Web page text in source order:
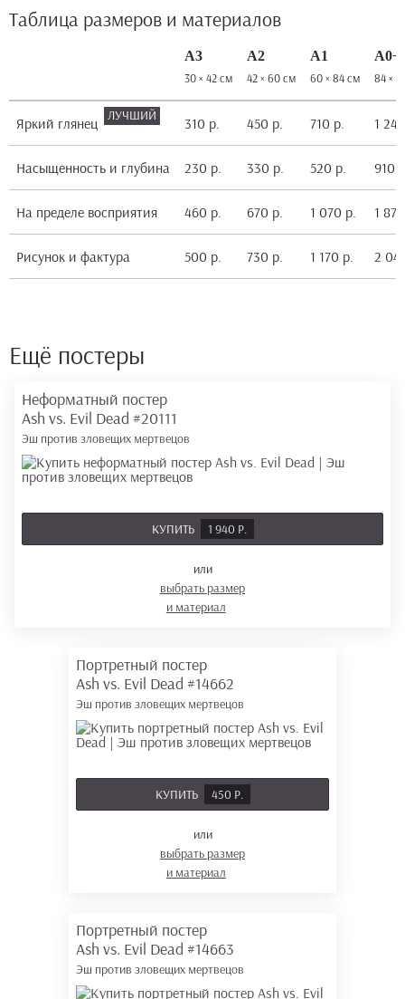
Таблица размеров и материалов
А3
30 × 42 см
А2
42 × 60 см
А1
60 × 84 см
А0+
84 ×
Яркий глянец 310 р. 450 р. 710 р. 1
Насыщенность и глубина 230 р. 330 р. 520 р. 910
На пределе восприятия 460 р. 670 р. 1 070 р. 1
Рисунок и фактура 500 р. 730 р. 1 170 р. 2
Ещё постеры
Неформатный постер
Ash vs. Evil Dead #20111
Эш против зловещих мертвецов
КУПИТЬ 1 940 Р.
или
выбрать размер
и материал
Портретный постер
Ash vs. Evil Dead #14662
Эш против зловещих мертвецов
КУПИТЬ 450 Р.
или
выбрать размер
и материал
Портретный постер
Ash vs. Evil Dead #14663
Эш против зловещих мертвецов